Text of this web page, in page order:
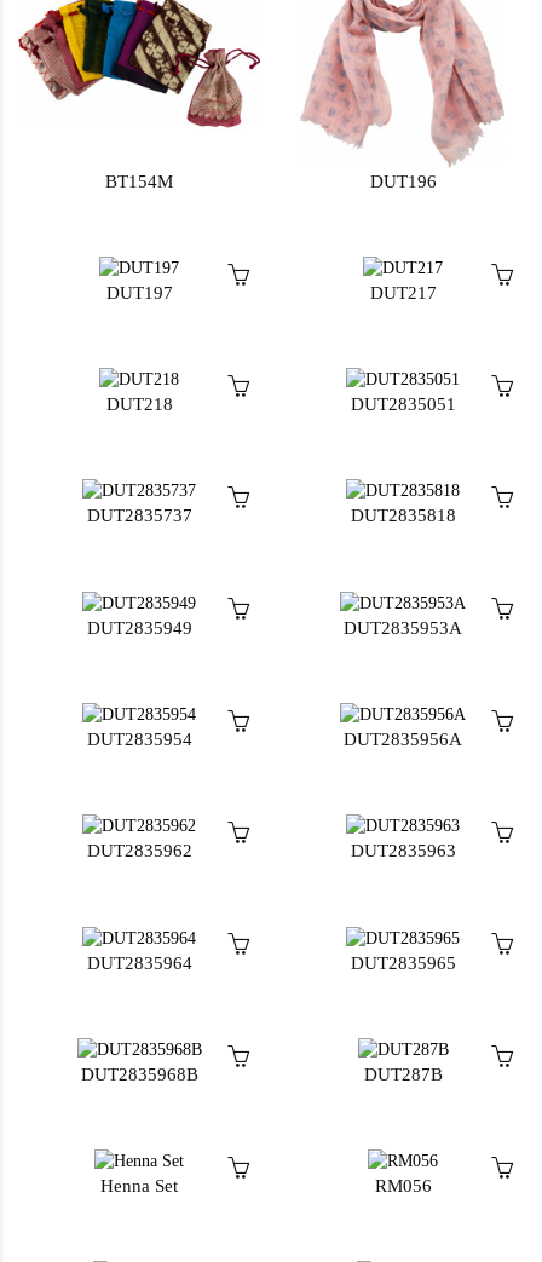
BT154M DUT196
DUT197 DUT217
DUT218 DUT2835051
DUT2835737 DUT2835818
DUT2835949 DUT2835953A
DUT2835954 DUT2835956A
DUT2835962 DUT2835963
DUT2835964 DUT2835965
DUT2835968B DUT287B
Henna Set RM056